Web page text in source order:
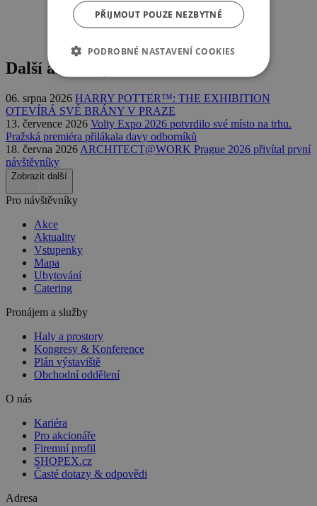
Další aktuality
06. srpna 2026 HARRY POTTER™: THE EXHIBITION
OTEVÍRÁ SVÉ BRÁNY V PRAZE
13. července 2026 Volty Expo 2026 potvrdilo své místo na trhu.
Pražská premiéra přilákala davy odborníků
18. června 2026 ARCHITECT@WORK Prague 2026 přivítal první
návštěvníky
Zobrazit další
Pro návštěvníky
Akce
Aktuality
Vstupenky
Mapa
Ubytování
Catering
Pronájem a služby
Haly a prostory
Kongresy & Konference
Plán výstaviště
Obchodní oddělení
O nás
Kariéra
Pro akcionáře
Firemní profil
SHOPEX.cz
Časté dotazy & odpovědi
Adresa
PŘIJMOUT POUZE NEZBYTNÉ
PODROBNÉ NASTAVENÍ COOKIES